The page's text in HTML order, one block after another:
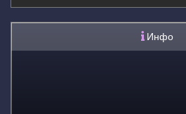
Инфо